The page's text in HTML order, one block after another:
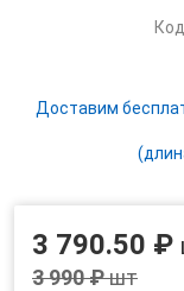
Доставим
3 790.50 ₽
3 990 ₽шт